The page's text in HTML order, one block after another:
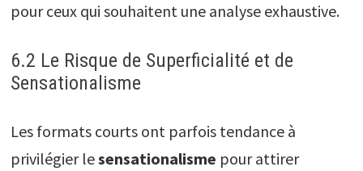
pour ceux qui souhaitent une analyse exhaustive.
6.2 Le Risque de Superficialité et de
Sensationalisme
Les formats courts ont parfois tendance à
privilégier lesensationalisme pour attirer